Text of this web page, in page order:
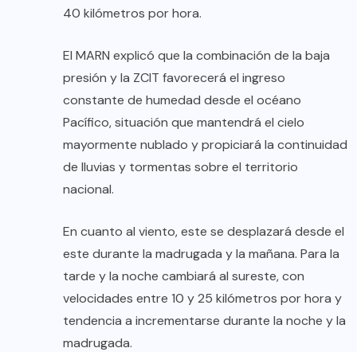
40 kilómetros por hora.
El MARN explicó que la combinación de la baja
presión y la ZCIT favorecerá el ingreso
constante de humedad desde el océano
Pacífico, situación que mantendrá el cielo
mayormente nublado y propiciará la continuidad
de lluvias y tormentas sobre el territorio
nacional.
En cuanto al viento, este se desplazará desde el
este durante la madrugada y la mañana. Para la
tarde y la noche cambiará al sureste, con
velocidades entre 10 y 25 kilómetros por hora y
tendencia a incrementarse durante la noche y la
madrugada.